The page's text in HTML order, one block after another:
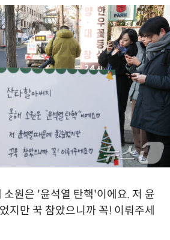
소원은 '윤석열 탄핵'이에요. 저 윤
지만 꾹 참았으니까 꼭! 이뤄주세